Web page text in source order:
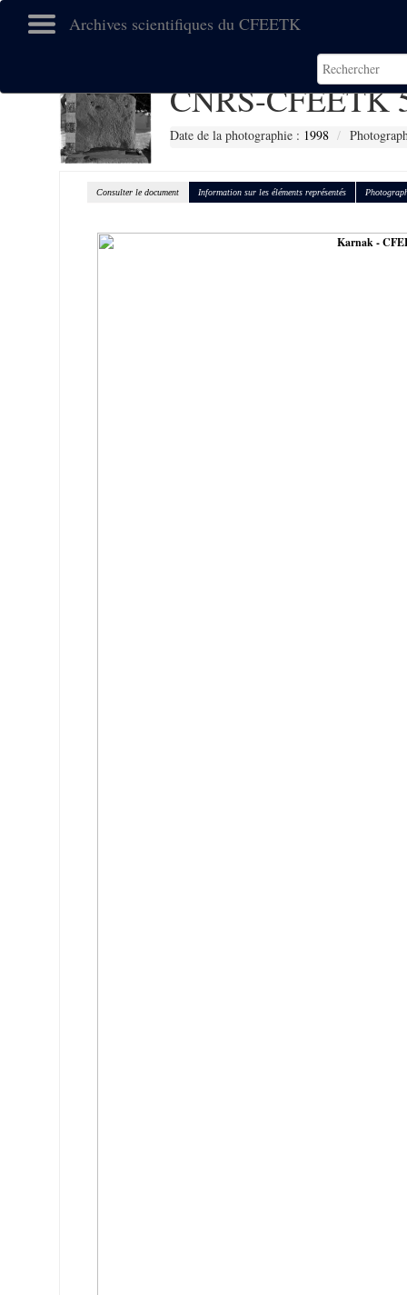
Archives scientifiques du CFEETK
CNRS-CFEETK
Date de la photographie : 1998
Consulter le document Information sur les éléments représentés